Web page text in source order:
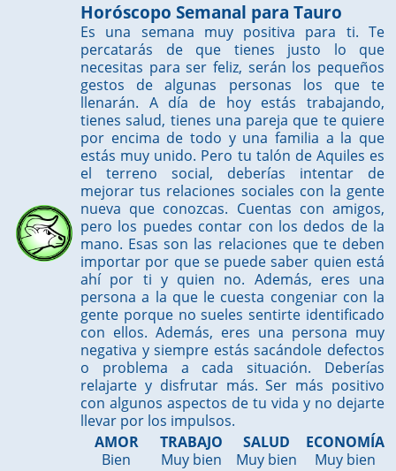
Horóscopo Semanal para Tauro
Es una semana muy positiva para ti. Te
percatarás de que tienes justo lo que
necesitas para ser feliz, serán los pequeños
gestos de algunas personas los que te
llenarán. A día de hoy estás trabajando,
tienes salud, tienes una pareja que te quiere
por encima de todo y una familia a la que
estás muy unido. Pero tu talón de Aquiles es
el terreno social, deberías intentar de
mejorar tus relaciones sociales con la gente
nueva que conozcas. Cuentas con amigos,
pero los puedes contar con los dedos de la
mano. Esas son las relaciones que te deben
importar por que se puede saber quien está
ahí por ti y quien no. Además, eres una
persona a la que le cuesta congeniar con la
gente porque no sueles sentirte identificado
con ellos. Además, eres una persona muy
negativa y siempre estás sacándole defectos
o problema a cada situación. Deberías
relajarte y disfrutar más. Ser más positivo
con algunos aspectos de tu vida y no dejarte
llevar por los impulsos.
AMOR
Bien
TRABAJO
Muy bien
SALUD
Muy bien
ECONOMÍA
Muy bien